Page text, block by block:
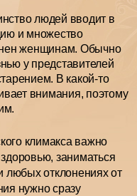
людей вводит в
и множество
женщинам. Обычно
у представителей
В какой-то
внимания, поэтому
климакса важно
заниматься
любых отклонениях от
нужно сразу